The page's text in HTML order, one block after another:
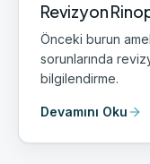
Revizyon
Önceki burun
sorunlarında
bilgilendirme.
Devamını Oku